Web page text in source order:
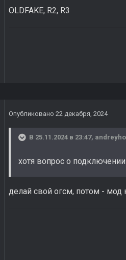
OLDFAKE, R2, R3
Опубликовано 22 декабря, 2024
В 25.11.2024 в 23:47,
хотя вопрос о
делай свой огсм, потом - мод